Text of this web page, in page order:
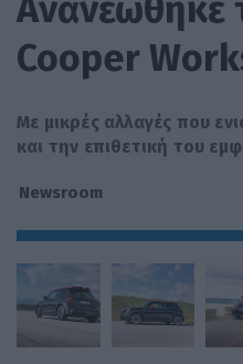
Ανανεώθηκε
Cooper
Με μικρές αλλαγές που
και την επιθετική του
Newsroom